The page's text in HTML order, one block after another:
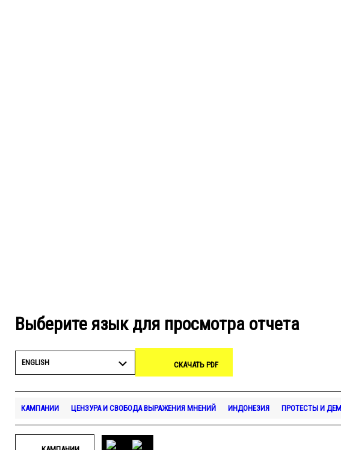
Выберите язык для просмотра отчета
ENGLISH СКАЧАТЬ PDF
КАМПАНИИ ЦЕНЗУРА И СВОБОДА ВЫРАЖЕНИЯ МНЕНИЙ ИНДОНЕЗИЯ ПРОТЕСТЫ И